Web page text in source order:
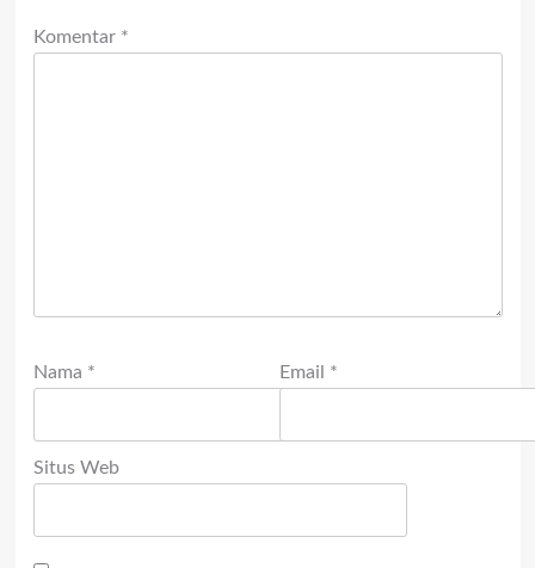
Komentar *
Nama * Email *
Situs Web